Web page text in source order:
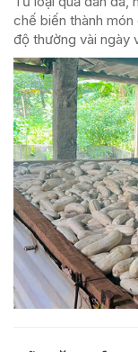
chế biến thành
độ thường vài ngày